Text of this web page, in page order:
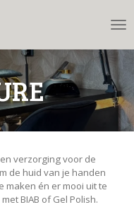
verzorging voor de
de huid van je handen
maken én er mooi uit te
BIAB of Gel Polish.